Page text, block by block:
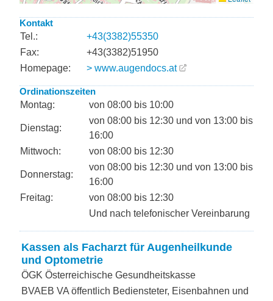
Kontakt
Tel.:
+43(3382)55350
Fax:
+43(3382)51950
Homepage:
> www.augendocs.at
Ordinationszeiten
Montag:
von 08:00 bis 10:00
Dienstag:
von 08:00 bis 12:30 und von 13:00 bis
16:00
Mittwoch:
von 08:00 bis 12:30
Donnerstag:
von 08:00 bis 12:30 und von 13:00 bis
16:00
Freitag:
von 08:00 bis 12:30
Und nach telefonischer Vereinbarung
Kassen als Facharzt für Augenheilkunde
und Optometrie
ÖGK Österreichische Gesundheitskasse
BVAEB VA öffentlich Bediensteter, Eisenbahnen und